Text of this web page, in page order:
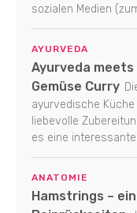
sozialen Medien
AYURVEDA
Ayurveda
Gemüse Curry
ayurvedische
liebevolle
es eine interessante
ANATOMIE
Hamstrings –